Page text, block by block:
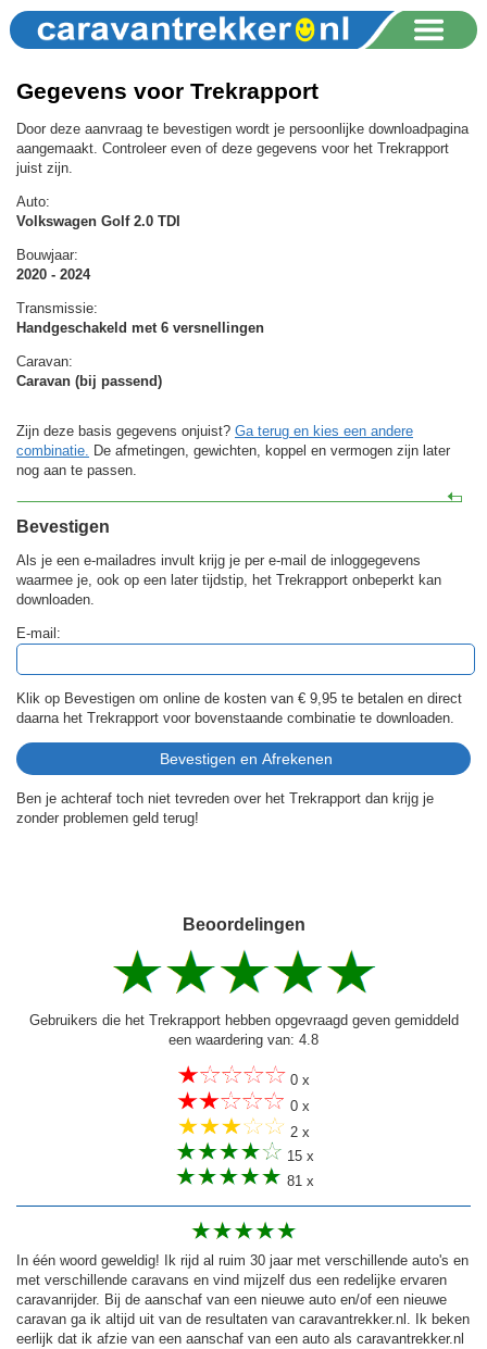
Gegevens voor Trekrapport
Door deze aanvraag te bevestigen wordt je persoonlijke downloadpagina
aangemaakt. Controleer even of deze gegevens voor het Trekrapport
juist zijn.
Auto:
Volkswagen Golf 2.0 TDI
Bouwjaar:
2020 - 2024
Transmissie:
Handgeschakeld met 6 versnellingen
Caravan:
Caravan (bij passend)
Zijn deze basis gegevens onjuist? Ga terug en kies een andere
combinatie. De afmetingen, gewichten, koppel en vermogen zijn later
nog aan te passen.
Bevestigen
Als je een e-mailadres invult krijg je per e-mail de inloggegevens
waarmee je, ook op een later tijdstip, het Trekrapport onbeperkt kan
downloaden.
E-mail:
Klik op Bevestigen om online de kosten van € 9,95 te betalen en direct
daarna het Trekrapport voor bovenstaande combinatie te downloaden.
Ben je achteraf toch niet tevreden over het Trekrapport dan krijg je
zonder problemen geld terug!
Beoordelingen
Gebruikers die het Trekrapport hebben opgevraagd geven gemiddeld
een waardering van: 4.8
0 x
0 x
2 x
15 x
81 x
In één woord geweldig! Ik rijd al ruim 30 jaar met verschillende auto's en
met verschillende caravans en vind mijzelf dus een redelijke ervaren
caravanrijder. Bij de aanschaf van een nieuwe auto en/of een nieuwe
caravan ga ik altijd uit van de resultaten van caravantrekker.nl. Ik beken
eerlijk dat ik afzie van een aanschaf van een auto als caravantrekker.nl